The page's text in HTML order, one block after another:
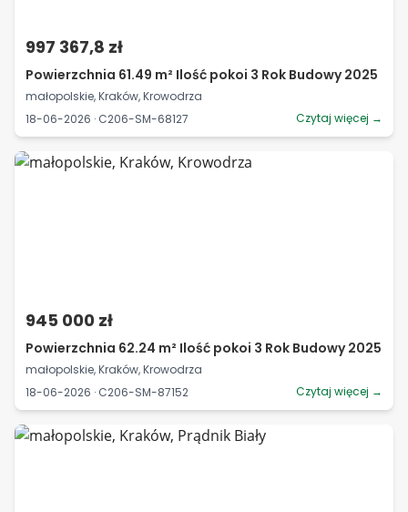
997 367,8 zł
Powierzchnia 61.49 m² Ilość pokoi 3 Rok Budowy 2025
małopolskie, Kraków, Krowodrza
18-06-2026 · C206-SM-68127
Czytaj więcej →
945 000 zł
Powierzchnia 62.24 m² Ilość pokoi 3 Rok Budowy 2025
małopolskie, Kraków, Krowodrza
18-06-2026 · C206-SM-87152
Czytaj więcej →